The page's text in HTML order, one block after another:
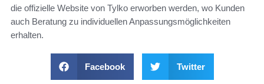
die offizielle Website von Tylko erworben werden, wo Kunden
auch Beratung zu individuellen Anpassungsmöglichkeiten
erhalten.
Facebook Twitter